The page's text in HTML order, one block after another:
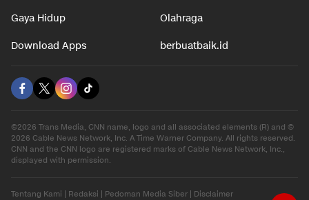
Gaya Hidup Olahraga
Download Apps berbuatbaik.id
©2026 Trans Media, CNN name, logo and all associated elements (R) and ©
2026 Cable News Network, Inc. A Time Warner Company. All rights reserved.
CNN and the CNN logo are registered marks of Cable News Network, Inc.,
displayed with permission.
Tentang Kami Redaksi Pedoman Media Siber Disclaimer